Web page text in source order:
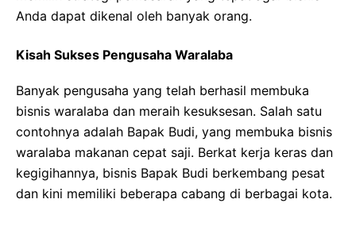
Anda dapat dikenal oleh banyak orang.
Kisah Sukses Pengusaha Waralaba
Banyak pengusaha yang telah berhasil membuka
bisnis waralaba dan meraih kesuksesan. Salah satu
contohnya adalah Bapak Budi, yang membuka bisnis
waralaba makanan cepat saji. Berkat kerja keras dan
kegigihannya, bisnis Bapak Budi berkembang pesat
dan kini memiliki beberapa cabang di berbagai kota.